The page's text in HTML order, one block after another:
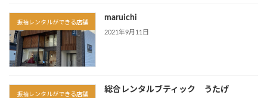
振袖レンタルができる店舗
maruichi
2021年9月11日
振袖レンタルができる店舗
総合レンタルブティック うたげ